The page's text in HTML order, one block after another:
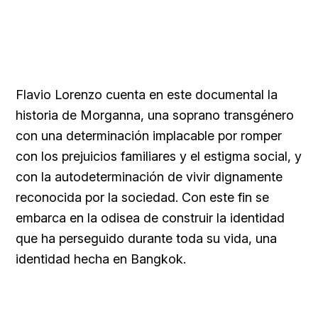
Flavio Lorenzo cuenta en este documental la
historia de Morganna, una soprano transgénero
con una determinación implacable por romper
con los prejuicios familiares y el estigma social, y
con la autodeterminación de vivir dignamente
reconocida por la sociedad. Con este fin se
embarca en la odisea de construir la identidad
que ha perseguido durante toda su vida, una
identidad hecha en Bangkok.